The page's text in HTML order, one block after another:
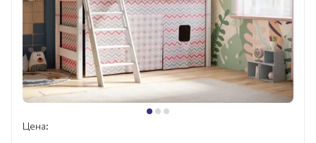
Цена: